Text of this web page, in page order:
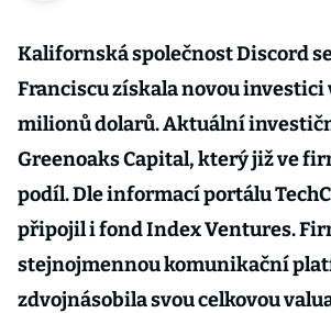
Kalifornská společnost Discord
Franciscu získala novou investici
milionů dolarů. Aktuální
Greenoaks Capital, který již ve
podíl. Dle informací portálu
připojil i fond Index Ventures.
stejnojmennou komunikační
zdvojnásobila svou celkovou